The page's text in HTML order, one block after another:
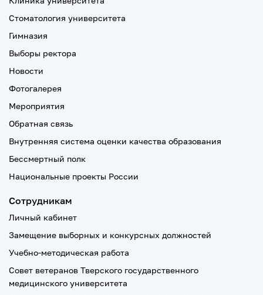
Стоматология университета
Гимназия
Выборы ректора
Новости
Фотогалерея
Мероприятия
Обратная связь
Внутренняя система оценки качества образования
Бессмертный полк
Национальные проекты России
Сотрудникам
Личный кабинет
Замещение выборных и конкурсных должностей
Учебно-методическая работа
Совет ветеранов Тверского государственного
медицинского университета